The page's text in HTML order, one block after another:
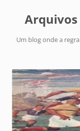
Arquivos
Um blog onde a